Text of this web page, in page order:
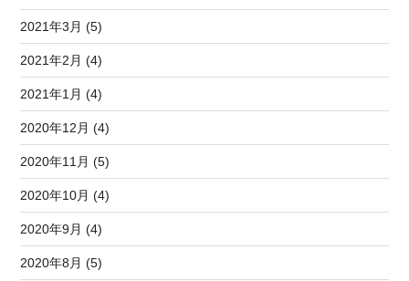
2021年3月 (5)
2021年2月 (4)
2021年1月 (4)
2020年12月 (4)
2020年11月 (5)
2020年10月 (4)
2020年9月 (4)
2020年8月 (5)